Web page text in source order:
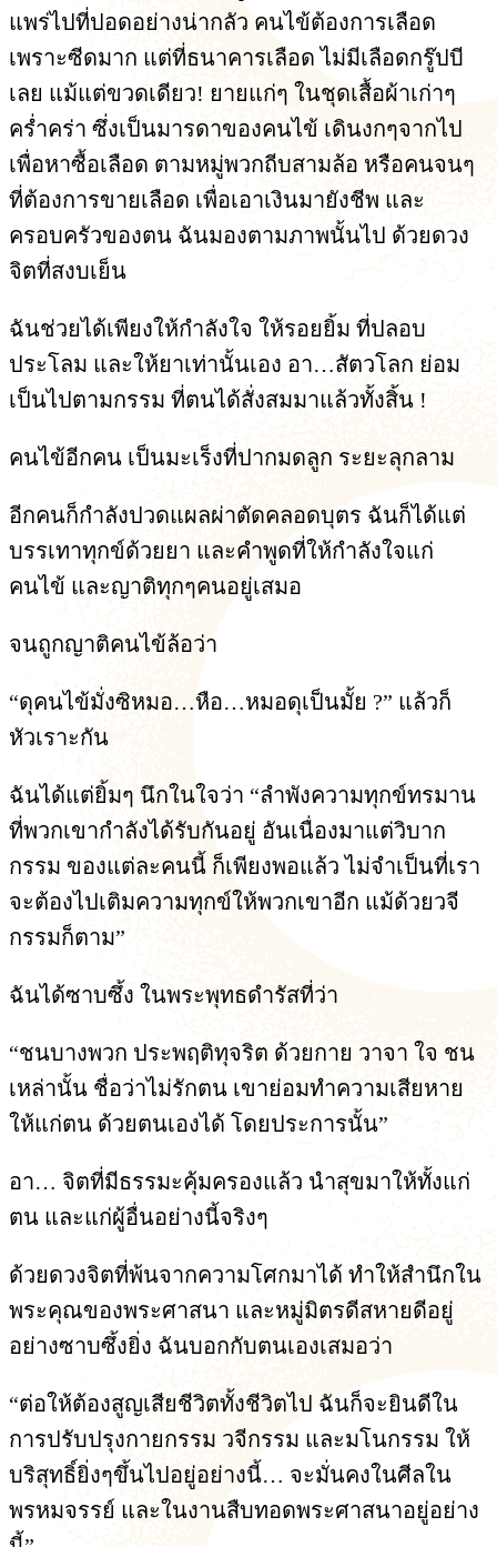
แพร่ไปที่ปอดอย่างน่ากลัว คนไข้ต้องการเลือด
เพราะซีดมาก แต่ที่ธนาคารเลือด ไม่มีเลือดกรู๊ปบี
เลย แม้แต่ขวดเดียว! ยายแก่ๆ ในชุดเสื้อผ้าเก่าๆ
คร่ำคร่า ซึ่งเป็นมารดาของคนไข้ เดินงกๆจากไป
เพื่อหาซื้อเลือด ตามหมู่พวกถีบสามล้อ หรือคนจนๆ
ที่ต้องการขายเลือด เพื่อเอาเงินมายังชีพ และ
ครอบครัวของตน ฉันมองตามภาพนั้นไป ด้วยดวง
จิตที่สงบเย็น
ฉันช่วยได้เพียงให้กำลังใจ ให้รอยยิ้ม ที่ปลอบ
ประโลม และให้ยาเท่านั้นเอง อา…สัตวโลก ย่อม
เป็นไปตามกรรม ที่ตนได้สั่งสมมาแล้วทั้งสิ้น !
คนไข้อีกคน เป็นมะเร็งที่ปากมดลูก ระยะลุกลาม
อีกคนก็กำลังปวดแผลผ่าตัดคลอดบุตร ฉันก็ได้แต่
บรรเทาทุกข์ด้วยยา และคำพูดที่ให้กำลังใจแก่
คนไข้ และญาติทุกๆคนอยู่เสมอ
จนถูกญาติคนไข้ล้อว่า
“ดุคนไข้มั่งซิหมอ…หือ…หมอดุเป็นมั้ย ?” แล้วก็
หัวเราะกัน
ฉันได้แต่ยิ้มๆ นึกในใจว่า “ลำพังความทุกข์ทรมาน
ที่พวกเขากำลังได้รับกันอยู่ อันเนื่องมาแต่วิบาก
กรรม ของแต่ละคนนี้ ก็เพียงพอแล้ว ไม่จำเป็นที่เรา
จะต้องไปเติมความทุกข์ให้พวกเขาอีก แม้ด้วยวจี
กรรมก็ตาม”
ฉันได้ซาบซึ้ง ในพระพุทธดำรัสที่ว่า
“ชนบางพวก ประพฤติทุจริต ด้วยกาย วาจา ใจ ชน
เหล่านั้น ชื่อว่าไม่รักตน เขาย่อมทำความเสียหาย
ให้แก่ตน ด้วยตนเองได้ โดยประการนั้น”
อา… จิตที่มีธรรมะคุ้มครองแล้ว นำสุขมาให้ทั้งแก่
ตน และแก่ผู้อื่นอย่างนี้จริงๆ
ด้วยดวงจิตที่พ้นจากความโศกมาได้ ทำให้สำนึกใน
พระคุณของพระศาสนา และหมู่มิตรดีสหายดีอยู่
อย่างซาบซึ้งยิ่ง ฉันบอกกับตนเองเสมอว่า
“ต่อให้ต้องสูญเสียชีวิตทั้งชีวิตไป ฉันก็จะยินดีใน
การปรับปรุงกายกรรม วจีกรรม และมโนกรรม ให้
บริสุทธิ์ยิ่งๆขึ้นไปอยู่อย่างนี้… จะมั่นคงในศีลใน
พรหมจรรย์ และในงานสืบทอดพระศาสนาอยู่อย่าง